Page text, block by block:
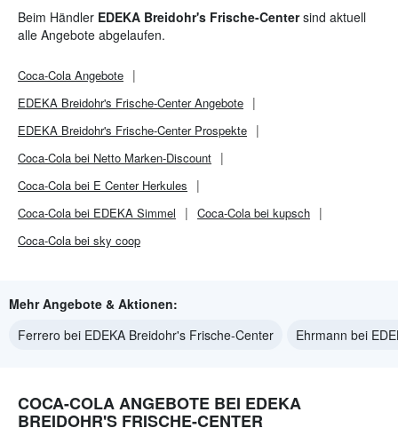
Beim Händler EDEKA Breidohr's Frische-Centersind aktuell
alle Angebote abgelaufen.
Coca-Cola Angebote
EDEKA Breidohr's Frische-CenterAngebote
EDEKA Breidohr's Frische-CenterProspekte
Coca-Cola bei Netto Marken-Discount
Coca-Cola bei E Center Herkules
Coca-Cola bei EDEKA Simmel
Coca-Cola bei kupsch
Coca-Cola bei sky coop
Mehr Angebote & Aktionen:
Ferrero bei EDEKA Breidohr's Frische-Center
Ehrmann bei
COCA-COLA ANGEBOTE BEI EDEKA
BREIDOHR'S FRISCHE-CENTER